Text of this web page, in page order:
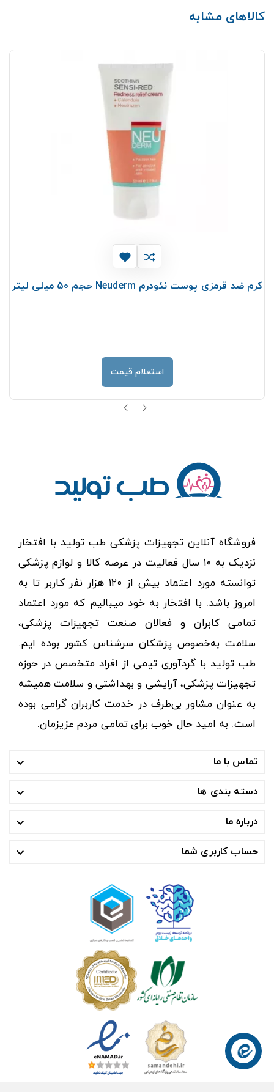
کالاهای مشابه
کرم ضد قرمزی پوست نئودرم Neuderm حجم 50 میلی لیتر
استعلام قیمت
فروشگاه آنلاین تجهیزات پزشکی طب تولید با افتخار
نزدیک به ۱۰ سال فعالیت در عرصه کالا و لوازم پزشکی
توانسته مورد اعتماد بیش از ۱۲۰ هزار نفر کاربر تا به
امروز باشد. با افتخار به خود میبالیم که مورد اعتماد
تمامی کابران و فعالان صنعت تجهیزات پزشکی،
سلامت به‌خصوص پزشکان سرشناس کشور بوده ایم.
طب تولید با گردآوری تیمی از افراد متخصص در حوزه
تجهیزات پزشکی، آرایشی و بهداشتی و سلامت همیشه
به عنوان مشاور بی‌طرف در خدمت کاربران گرامی بوده
است. به امید حال خوب برای تمامی مردم عزیزمان.
تماس با ما 
دسته بندی ها 
درباره ما 
حساب کاربری شما 